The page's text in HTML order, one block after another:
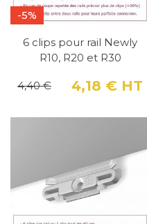
-5%
6 clips pour rail Newly
R10, R20 et R30
4,18 € HT
4,40 €